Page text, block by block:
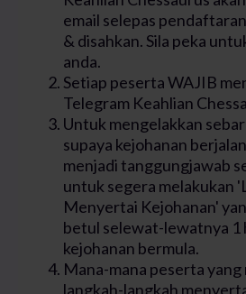
email selepas
& disahkan. Sila peka
anda.
Setiap peserta WAJIB
Telegram Keahlian
Untuk mengelakkan
supaya kejohanan
menjadi tanggungjawab
untuk segera melakukan
Menyertai Kejohanan'
betul selewat-lewatnya 1
kejohanan bermula.
Mana-mana peserta yang
langkah-langkah